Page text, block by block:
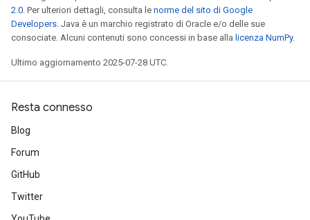
2.0. Per ulteriori dettagli, consulta le norme del sito di Google
Developers. Java è un marchio registrato di Oracle e/o delle sue
consociate. Alcuni contenuti sono concessi in base alla licenza NumPy.
Ultimo aggiornamento 2025-07-28 UTC.
Resta connesso
Blog
Forum
GitHub
Twitter